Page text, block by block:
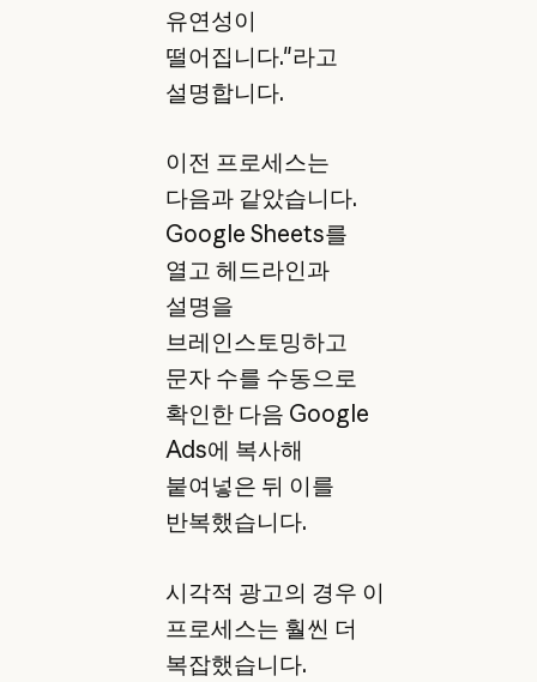
유연성이
떨어집니다."라고
설명합니다.
이전 프로세스는
다음과 같았습니다.
Google Sheets를
열고 헤드라인과
설명을
브레인스토밍하고
문자 수를 수동으로
확인한 다음 Google
Ads에 복사해
붙여넣은 뒤 이를
반복했습니다.
시각적 광고의 경우 이
프로세스는 훨씬 더
복잡했습니다.